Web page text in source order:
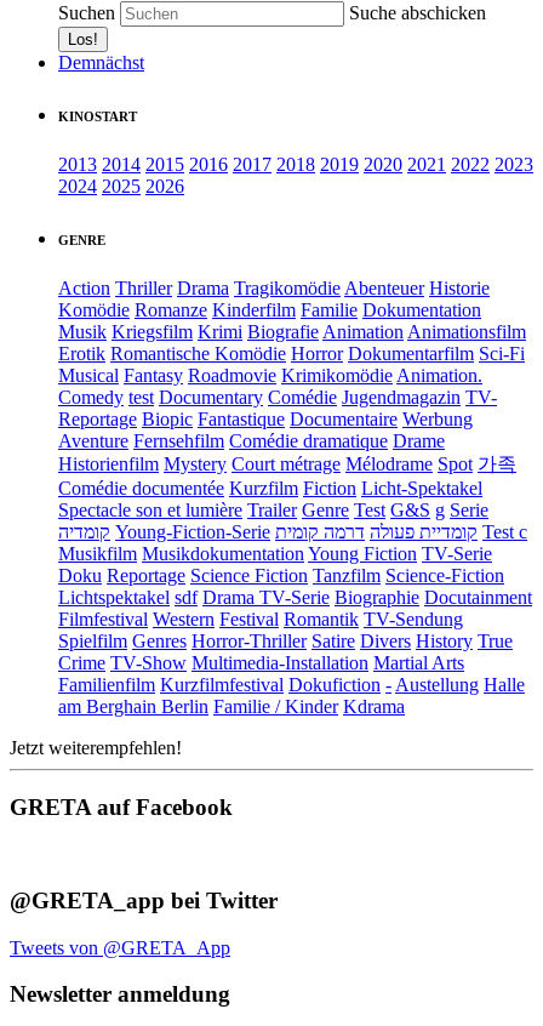
Suchen Suche abschicken
Demnächst
KINOSTART
2013 2014 2015 2016 2017 2018 2019 2020 2021 2022 2023
2024 2025 2026
GENRE
Action Thriller Drama Tragikomödie Abenteuer Historie
Komödie Romanze Kinderfilm Familie Dokumentation
Musik Kriegsfilm Krimi Biografie Animation Animationsfilm
Erotik Romantische Komödie Horror Dokumentarfilm Sci-Fi
Musical Fantasy Roadmovie Krimikomödie Animation.
Comedy test Documentary Comédie Jugendmagazin TV-
Reportage Biopic Fantastique Documentaire Werbung
Aventure Fernsehfilm Comédie dramatique Drame
Historienfilm Mystery Court métrage Mélodrame Spot 가족
Comédie documentée Kurzfilm Fiction Licht-Spektakel
Spectacle son et lumière Trailer Genre Test G&S g Serie
קומדיה Young-Fiction-Serie קומדיית פעולה דרמה קומית
Test c
Musikfilm Musikdokumentation Young Fiction TV-Serie
Doku Reportage Science Fiction Tanzfilm Science-Fiction
Lichtspektakel sdf Drama TV-Serie Biographie Docutainment
Filmfestival Western Festival Romantik TV-Sendung
Spielfilm Genres Horror-Thriller Satire Divers History True
Crime TV-Show Multimedia-Installation Martial Arts
Familienfilm Kurzfilmfestival Dokufiction - Austellung Halle
am Berghain Berlin Familie / Kinder Kdrama
Jetzt weiterempfehlen!
GRETA auf Facebook
@GRETA_app bei Twitter
Tweets von @GRETA_App
Newsletter anmeldung